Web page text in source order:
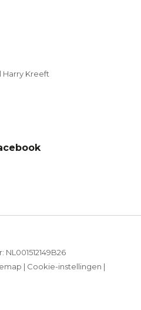
Harry Kreeft
| Cookie-instellingen |